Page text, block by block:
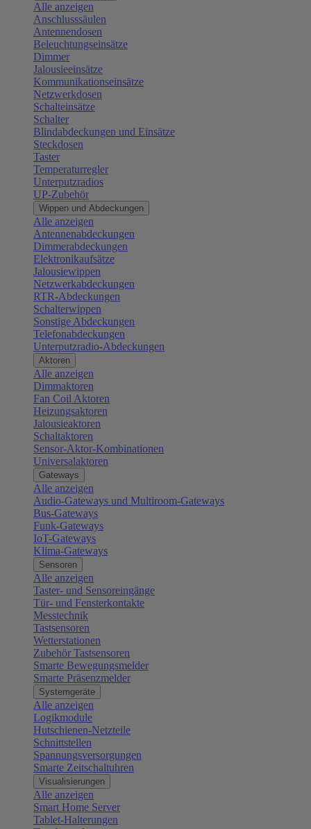
Alle anzeigen
Anschlusssäulen
Antennendosen
Beleuchtungseinsätze
Dimmer
Jalousieeinsätze
Kommunikationseinsätze
Netzwerkdosen
Schalteinsätze
Schalter
Blindabdeckungen und Einsätze
Steckdosen
Taster
Temperaturregler
Unterputzradios
UP-Zubehör
Wippen und Abdeckungen
Alle anzeigen
Antennenabdeckungen
Dimmerabdeckungen
Elektronikaufsätze
Jalousiewippen
Netzwerkabdeckungen
RTR-Abdeckungen
Schalterwippen
Sonstige Abdeckungen
Telefonabdeckungen
Unterputzradio-Abdeckungen
Aktoren
Alle anzeigen
Dimmaktoren
Fan Coil Aktoren
Heizungsaktoren
Jalousieaktoren
Schaltaktoren
Sensor-Aktor-Kombinationen
Universalaktoren
Gateways
Alle anzeigen
Audio-Gateways und Multiroom-Gateways
Bus-Gateways
Funk-Gateways
IoT-Gateways
Klima-Gateways
Sensoren
Alle anzeigen
Taster- und Sensoreingänge
Tür- und Fensterkontakte
Messtechnik
Tastsensoren
Wetterstationen
Zubehör Tastsensoren
Smarte Bewegungsmelder
Smarte Präsenzmelder
Systemgeräte
Alle anzeigen
Logikmodule
Hutschienen-Netzteile
Schnittstellen
Spannungsversorgungen
Smarte Zeitschaltuhren
Visualisierungen
Alle anzeigen
Smart Home Server
Tablet-Halterungen